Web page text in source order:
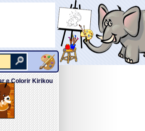
e Colorir Kirikou